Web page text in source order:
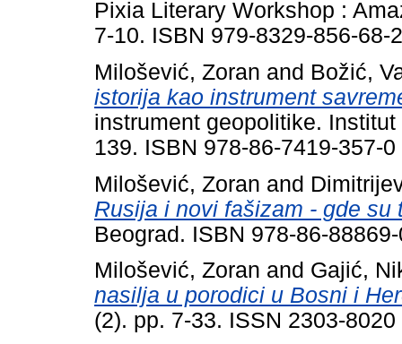
Pixia Literary Workshop :
7-10. ISBN 979-8329-856-68-2
Milošević, Zoran and Božić,
istorija kao instrument
instrument geopolitike.
139. ISBN 978-86-7419-357-0
Milošević, Zoran and
Rusija i novi fašizam - gde su
Beograd. ISBN 978-86-
Milošević, Zoran and Gajić,
nasilja u porodici u Bosni i
(2). pp. 7-33. ISSN 2303-8020